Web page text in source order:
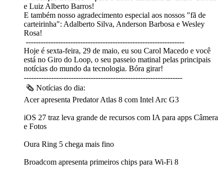
e Luiz Alberto Barros!
E também nosso agradecimento especial aos nossos "fã de
carteirinha": Adalberto Silva, Anderson Barbosa e Wesley
Rosa!
----------------------------------------------------------------
Hoje é sexta-feira, 29 de maio, eu sou Carol Macedo e você
está no Giro do Loop, o seu passeio matinal pelas principais
notícias do mundo da tecnologia. Bóra girar!
----------------------------------------------------------------
🗞 Notícias do dia:
Acer apresenta Predator Atlas 8 com Intel Arc G3
iOS 27 traz leva grande de recursos com IA para apps Câmera
e Fotos
Oura Ring 5 chega mais fino
Broadcom apresenta primeiros chips para Wi‑Fi 8